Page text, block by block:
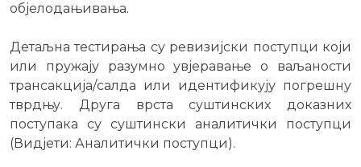
објелодањивања.
Детаљна тестирања су ревизијски поступци који
или пружају разумно увјеравање о ваљаности
трансакција/салда или идентификују погрешну
тврдњу. Друга врста суштинских доказних
поступака су суштински аналитички поступци
(Видјети: Аналитички поступци).